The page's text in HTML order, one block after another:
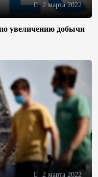
2 марта 2022
увеличению добычи
2 марта 2022